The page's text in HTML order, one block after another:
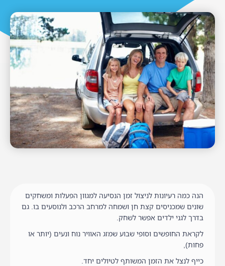
הנה כמה רעיונות לניצול זמן הנסיעה למגוון הפעלות ומשחקים
שונים שמכניסים קצת חן ושמחה למרחב הרכב ולנוסעים בו. גם
בדרך לגני ילדים אפשר לשחק.
לקראת החופשים וסופי שבוע שמזג האוויר נוח ונעים (יותר או
פחות),
כייף לנצל את הזמן המשותף לטיולים יחד.